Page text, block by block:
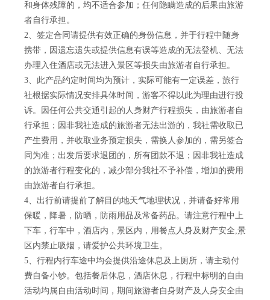
和身体残障的，均不适合参加；任何隐瞒造成的后果由旅游
者自行承担。
2、签定合同请提供有效正确的身份信息，并于行程中随身
携带，因遗忘遗失或提供信息有误等造成的无法登机、无法
办理入住酒店或无法进入景区等损失由旅游者自行承担。
3、此产品约定时间均为预计，实际可能有一定误差，旅行
社根据实际情况安排具体时间，游客不得以此为理由进行投
诉。因任何公共交通引起的人身财产行程损失，由旅游者自
行承担；因非我社造成的旅游者无法出游的，我社需收取已
产生费用，并收取业务预定损失，需换人参加的，需另签合
同为准；出发后要求退团的，所有团款不退；因非我社造成
的旅游者行程变化的，减少部分我社不予补偿，增加的费用
由旅游者自行承担。
4、出行前请提前了解目的地天气地理状况，并请备好常用
保暖，降暑，防晒，防雨用品及常备药品。请注意行程中上
下车，行车中，酒店内，景区内，用餐点人身及财产安全,景
区内禁止吸烟，请爱护公共环境卫生。
5、行程内行车途中均会提供沿途休息及上厕所，请主动付
费自备小钞。包括餐后休息，酒店休息，行程中标明的自由
活动均属自由活动时间，期间旅游者自身财产及人身安全由